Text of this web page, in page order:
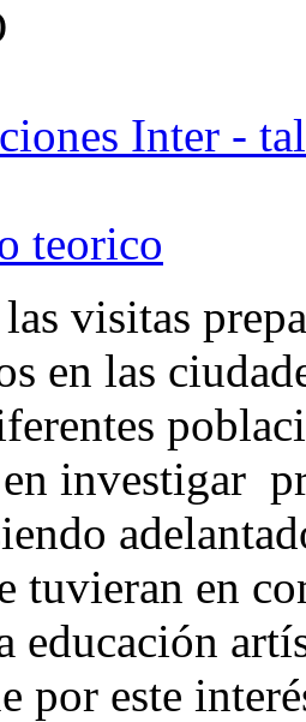
Inter -
teorico
visitas
en las
investigar
tuvieran en
educación
por este